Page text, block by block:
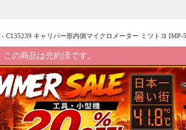
› C135239 キャリパー形内側マイクロメーター ミツトヨ IMP-
この商品は売約済です。